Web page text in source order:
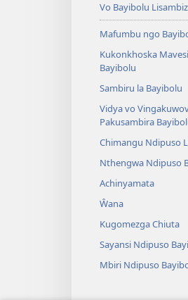
Vo Bayibolu
Mafumbu ngo
Kukonkhoska
Bayibolu
Sambiru la Bayibolu
Vidya vo
Pakusambira
Chimangu Ndipuso
Nthengwa Ndipuso
Achinyamata
Ŵana
Kugomezga Chiuta
Sayansi Ndipuso
Mbiri Ndipuso